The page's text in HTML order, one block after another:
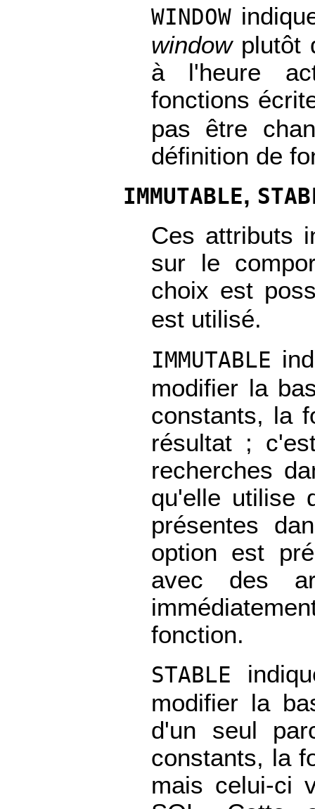
WINDOW
windowplutôt
à l'heure
fonctions
pas être
définition de
IMMUTABLE,
Ces attributs
sur le
choix est
est utilisé.
IMMUTABLE
modifier la
constants, la
résultat ;
recherches
qu'elle utilise
présentes
option est
avec des
fonction.
STABLE
modifier la
d'un seul
constants, la
mais celui-ci